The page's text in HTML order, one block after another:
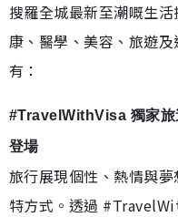
搜羅全城最新至潮嘅生
康、醫學、美容、旅遊
有：
#TravelWithVisa 獨家旅
登場
旅行展現個性、熱情與
特方式。透過